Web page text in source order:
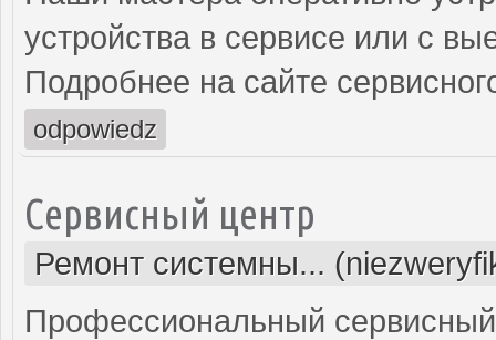
устройства в сервисе или с
Подробнее на сайте
odpowiedz
Сервисный центр
Ремонт системны...
Профессиональный